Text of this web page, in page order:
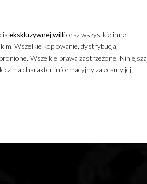
ekskluzywnej willioraz wszystkie inne
Wszelkie kopiowanie, dystrybucja,
Wszelkie prawa zastrzeżone. Niniejsza
ma charakter informacyjny zalecamy jej